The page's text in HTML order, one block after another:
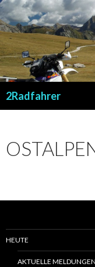
2Radfahrer
HEUTE
AKTUELLE MELDUNGEN